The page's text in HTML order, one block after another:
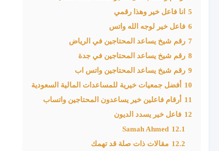
5
انا فاعل خير وهذا رقمي
6 فاعل خير لوجه الله واتس
7 رقم شيخ يساعد المحتاجين في الرياض
8 رقم شيخ يساعد المحتاجين في جدة
9 رقم شيخ يساعد المحتاجين واتس اب
10 أفضل جمعيات خيرية للمساعدات المالية السعودية
11 أرقام فاعلين خير يساعدون المحتاجين واتساب
12 فاعل خير يسدد الديون
12.1
Samah Ahmed
12.2 مقالات ذات صلة قد تهمك